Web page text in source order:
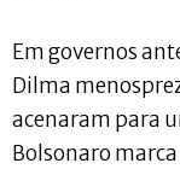
Em governos
Dilma
acenaram para
Bolsonaro